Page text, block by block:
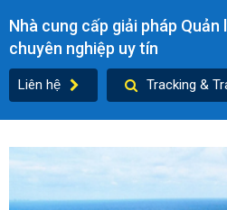
Nhà cung cấp giải pháp Quản
chuyên nghiệp uy tín
Liên hệ Tracking &